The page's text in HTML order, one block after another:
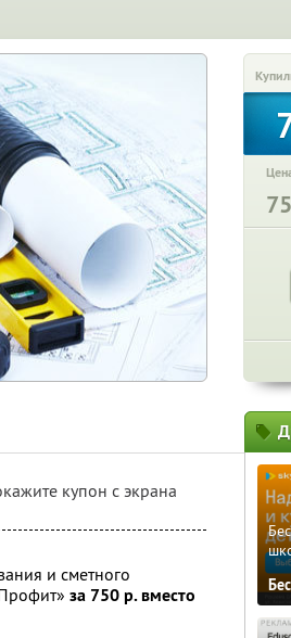
купон с экрана
и сметного
за 750 р. вместо